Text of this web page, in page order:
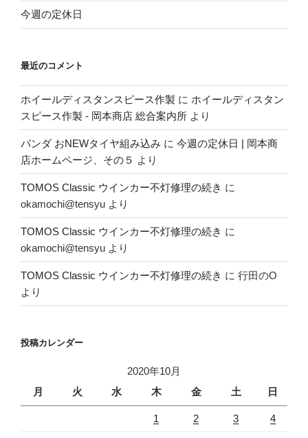
今週の定休日
最近のコメント
ホイールディスタンスピース作製 に ホイールディスタン
スピース作製 - 岡本商店 総合案内所 より
パンダ おNEWタイヤ組み込み に 今週の定休日 | 岡本商
店ホームページ、その５ より
TOMOS Classic ウインカー不灯修理の続き に
okamochi@tensyu より
TOMOS Classic ウインカー不灯修理の続き に
okamochi@tensyu より
TOMOS Classic ウインカー不灯修理の続き に 行田のO
より
投稿カレンダー
2020年10月
月
火 水 木 金 土 日
1 2 3 4